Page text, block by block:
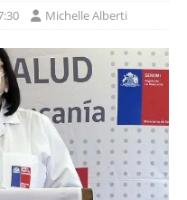
Michelle Alberti